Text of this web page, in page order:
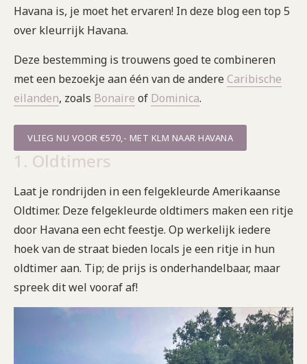
Havana is, je moet het ervaren! In deze blog een top 5
over kleurrijk Havana.
Deze bestemming is trouwens goed te combineren
met een bezoekje aan één van de andere Caribische
eilanden, zoals Bonaire of Dominica.
VLIEG NU VOOR €570,- MET KLM NAAR HAVANA
1. Oldtimers
Laat je rondrijden in een felgekleurde Amerikaanse
Oldtimer. Deze felgekleurde oldtimers maken een ritje
door Havana een echt feestje. Op werkelijk iedere
hoek van de straat bieden locals je een ritje in hun
oldtimer aan. Tip; de prijs is onderhandelbaar, maar
spreek dit wel vooraf af!